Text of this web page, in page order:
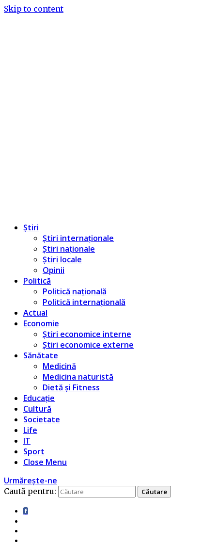
Skip to content
Știri
Știri internaționale
Știri naționale
Știri locale
Opinii
Politică
Politică națională
Politică internațională
Actual
Economie
Știri economice interne
Știri economice externe
Sănătate
Medicină
Medicina naturistă
Dietă și Fitness
Educație
Cultură
Societate
Life
IT
Sport
Close Menu
Urmărește-ne
Caută pentru: